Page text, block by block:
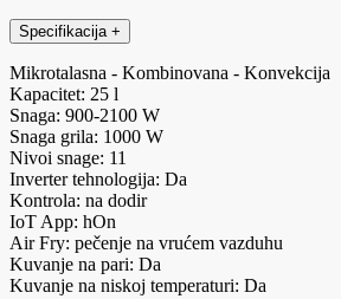
Specifikacija +
Mikrotalasna - Kombinovana - Konvekcija
Kapacitet: 25 l
Snaga: 900-2100 W
Snaga grila: 1000 W
Nivoi snage: 11
Inverter tehnologija: Da
Kontrola: na dodir
IoT App: hOn
Air Fry: pečenje na vrućem vazduhu
Kuvanje na pari: Da
Kuvanje na niskoj temperaturi: Da